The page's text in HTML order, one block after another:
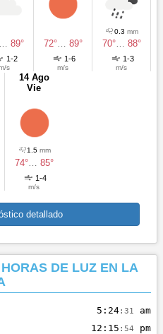
89°
1-2
s
72°… 89°
1-6
m/s
0.3 mm
70°… 88°
1-3
m/s
14 Ago
Vie
1.5mm
74°… 85°
1-4
m/s
detallado
DE LUZ EN LA
5:24:31
am
12:15 :54
pm